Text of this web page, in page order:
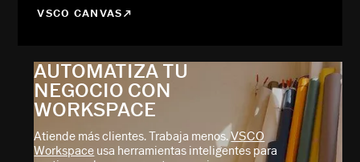
VSCO CANVAS
AUTOMATIZA TU
NEGOCIO CON
WORKSPACE
Atiende más clientes. Trabaja menos.VSCO
Workspace usa herramientas inteligentes para